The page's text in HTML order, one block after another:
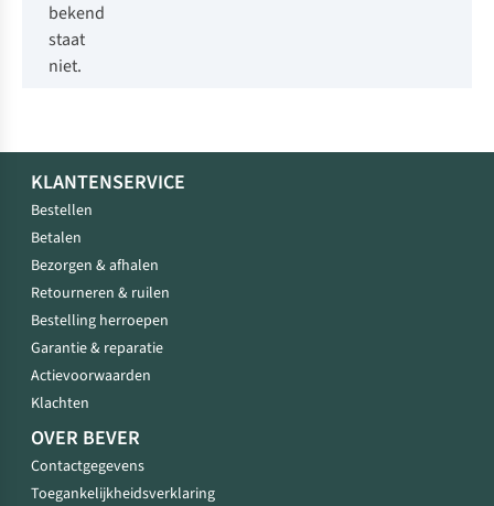
bekend
staat
niet.
KLANTENSERVICE
Bestellen
Betalen
Bezorgen & afhalen
Retourneren & ruilen
Bestelling herroepen
Garantie & reparatie
Actievoorwaarden
Klachten
OVER BEVER
Contactgegevens
Toegankelijkheidsverklaring